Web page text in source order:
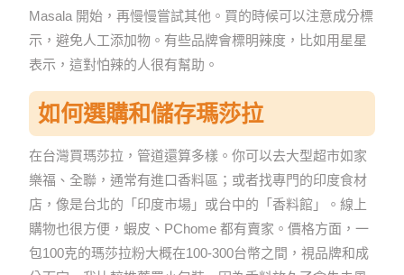
Masala 開始，再慢慢嘗試其他。買的時候可以注意成分標
示，避免人工添加物。有些品牌會標明辣度，比如用星星
表示，這對怕辣的人很有幫助。
如何選購和儲存瑪莎拉
在台灣買瑪莎拉，管道還算多樣。你可以去大型超市如家
樂福、全聯，通常有進口香料區；或者找專門的印度食材
店，像是台北的「印度市場」或台中的「香料館」。線上
購物也很方便，蝦皮、PChome 都有賣家。價格方面，一
包100克的瑪莎拉粉大概在100-300台幣之間，視品牌和成